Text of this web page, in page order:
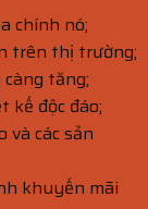
chính nó;
trên thị trường;
tăng;
kế độc đáo;
và các sản
khuyến mãi